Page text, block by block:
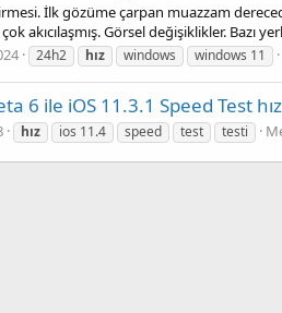
İlk gözüme çarpan muazzam
akıcılaşmış. Görsel değişiklikler. Bazı
24h2 hız windows windows 11
6 ile iOS 11.3.1 Speed Test
hız ios 11.4 speed test testi